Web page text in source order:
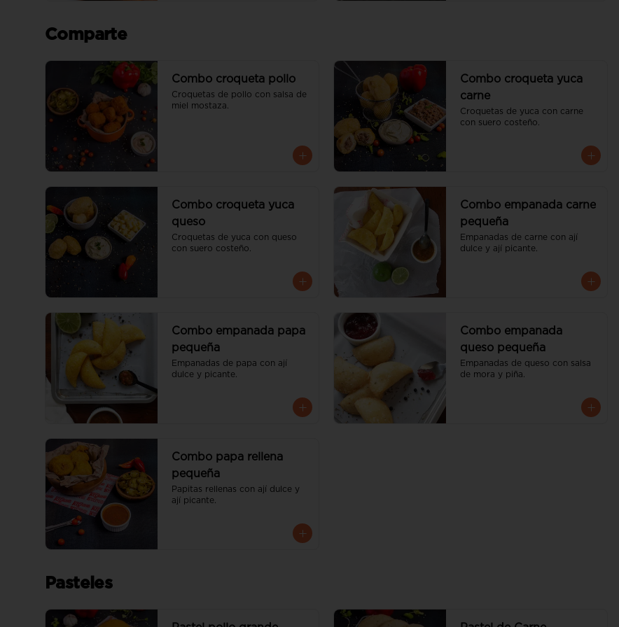
Comparte
Combo croqueta pollo
Croquetas de pollo con salsa de
miel mostaza.
Combo croqueta yuca
carne
Croquetas de yuca con carne
con suero costeño.
Combo croqueta yuca
queso
Croquetas de yuca con queso
con suero costeño.
Combo empanada carne
pequeña
Empanadas de carne con ají
dulce y ají picante.
Combo empanada papa
pequeña
Empanadas de papa con ají
dulce y picante.
Combo empanada
queso pequeña
Empanadas de queso con salsa
de mora y piña.
Combo papa rellena
pequeña
Papitas rellenas con ají dulce y
ají picante.
Pasteles